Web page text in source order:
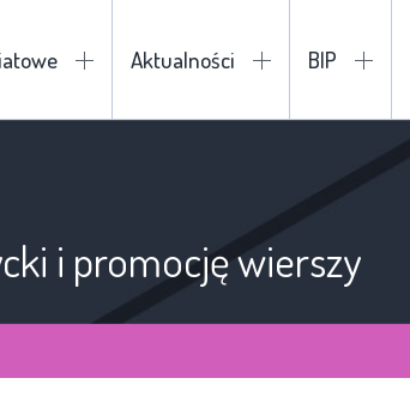
Aktualności BIP
i promocję wierszy